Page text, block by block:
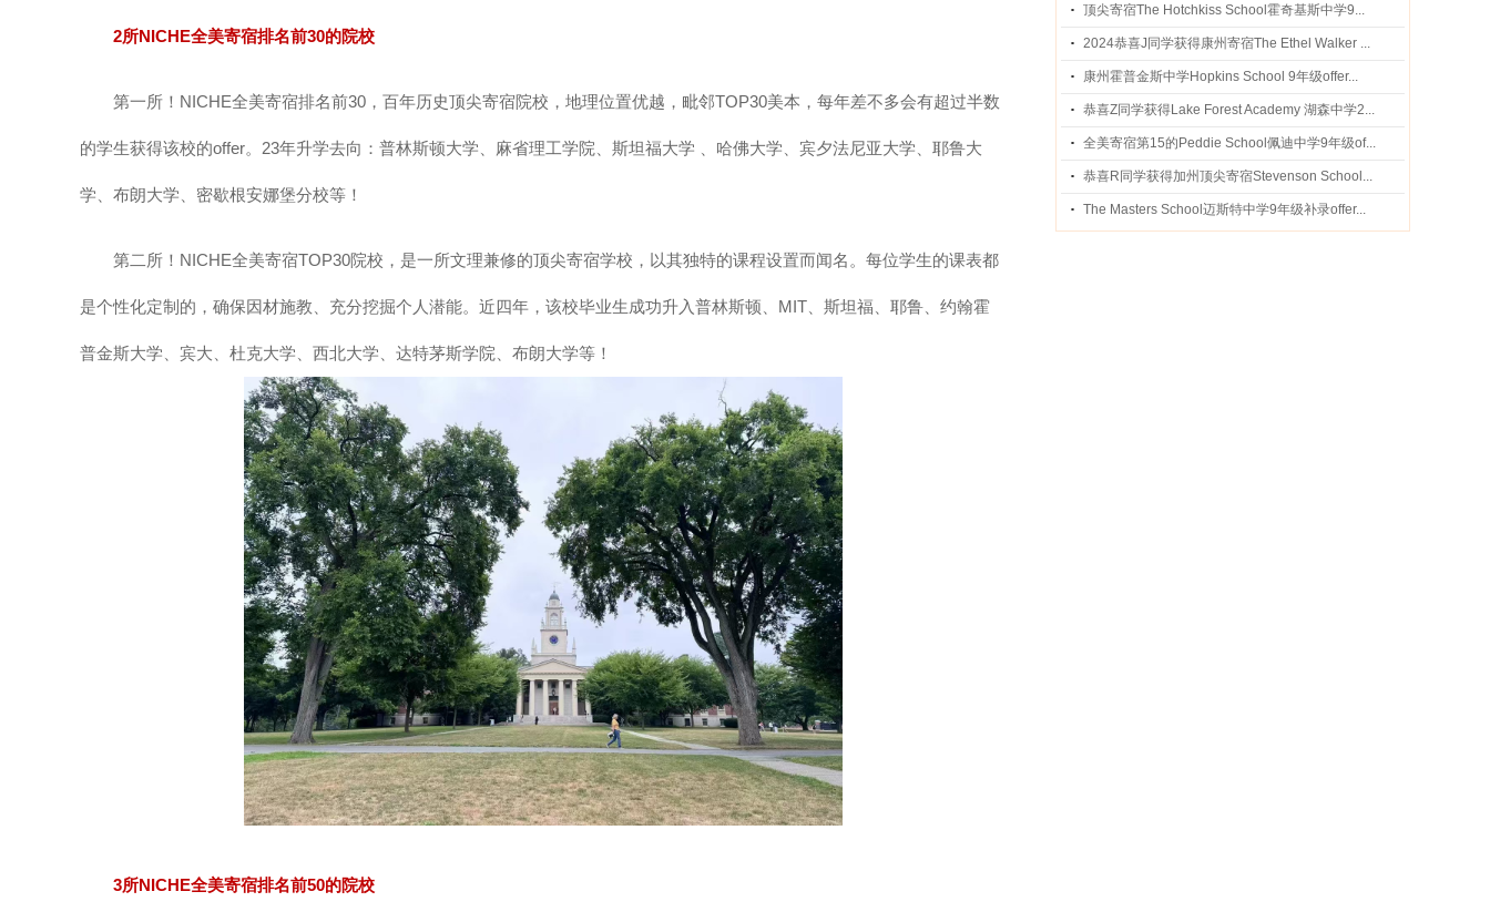
2所NICHE全美寄宿排名前30的院校
第一所！NICHE全美寄宿排名前30，百年历史顶尖寄宿院校，地理位置优越，毗邻TOP30美本，每年差不多会有超过半数
的学生获得该校的offer。23年升学去向：普林斯顿大学、麻省理工学院、斯坦福大学 、哈佛大学、宾夕法尼亚大学、耶鲁大
学、布朗大学、密歇根安娜堡分校等！
第二所！NICHE全美寄宿TOP30院校，是一所文理兼修的顶尖寄宿学校，以其独特的课程设置而闻名。每位学生的课表都
是个性化定制的，确保因材施教、充分挖掘个人潜能。近四年，该校毕业生成功升入普林斯顿、MIT、斯坦福、耶鲁、约翰霍
普金斯大学、宾大、杜克大学、西北大学、达特茅斯学院、布朗大学等！
3所NICHE全美寄宿排名前50的院校
顶尖寄宿The Hotchkiss School霍奇基斯中学9...
2024恭喜J同学获得康州寄宿The Ethel Walker ...
康州霍普金斯中学Hopkins School 9年级offer...
恭喜Z同学获得Lake Forest Academy 湖森中学2...
全美寄宿第15的Peddie School佩迪中学9年级of...
恭喜R同学获得加州顶尖寄宿Stevenson School...
The Masters School迈斯特中学9年级补录offer...